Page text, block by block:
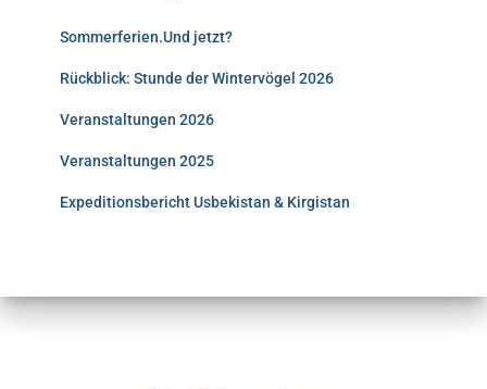
Sommerferien.Und jetzt?
Rückblick: Stunde der Wintervögel 2026
Veranstaltungen 2026
Veranstaltungen 2025
Expeditionsbericht Usbekistan & Kirgistan